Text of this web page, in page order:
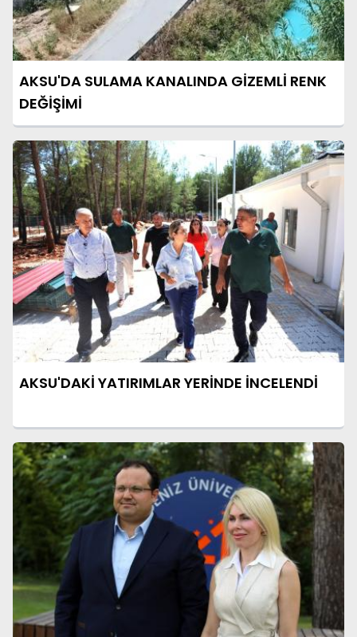
AKSU'DA SULAMA KANALINDA GİZEMLİ RENK
DEĞİŞİMİ
AKSU'DAKİ YATIRIMLAR YERİNDE İNCELENDİ